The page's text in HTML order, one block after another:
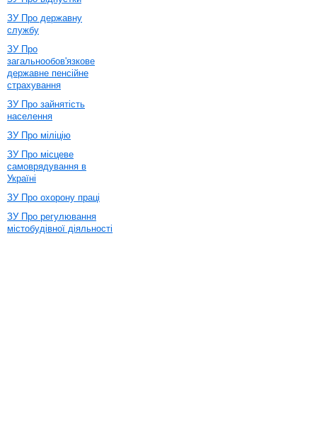
ЗУ Про державну
службу
ЗУ Про
загальнообов'язкове
державне пенсійне
страхування
ЗУ Про зайнятість
населення
ЗУ Про міліцію
ЗУ Про місцеве
самоврядування в
Україні
ЗУ Про охорону праці
ЗУ Про регулювання
містобудівної діяльності